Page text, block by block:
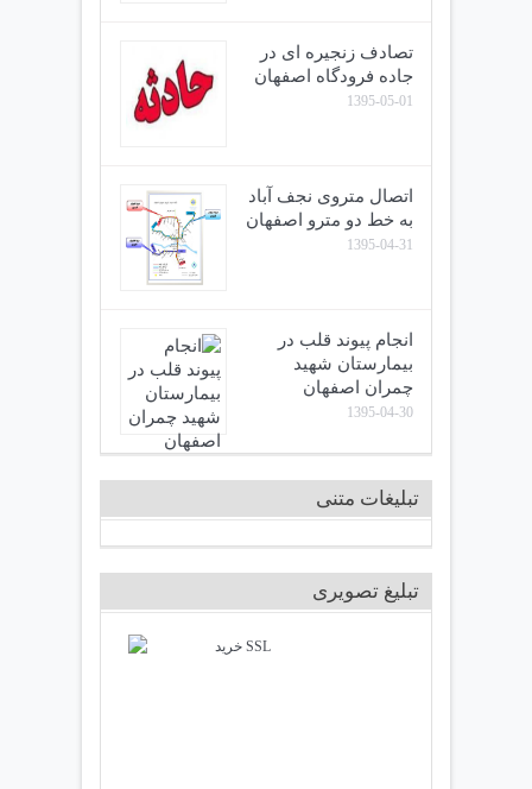
تصادف زنجیره ای در
جاده فرودگاه اصفهان
1395-05-01
اتصال متروی نجف آباد
به خط دو مترو اصفهان
1395-04-31
انجام پیوند قلب در
بیمارستان شهید
چمران اصفهان
1395-04-30
تبلیغات متنی
تبلیغ تصویری